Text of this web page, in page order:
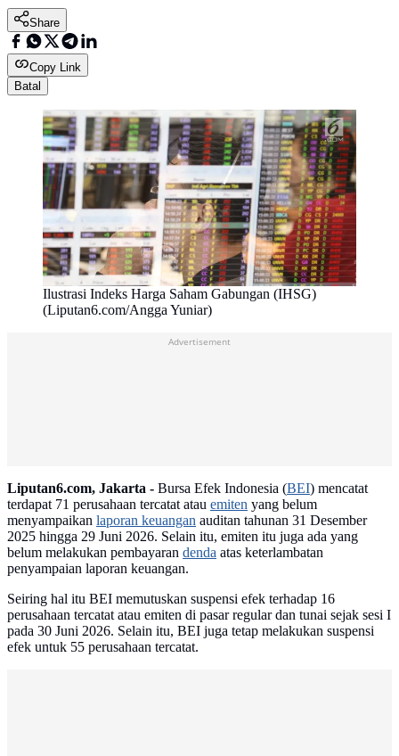
Share
Copy Link
Batal
Ilustrasi Indeks Harga Saham Gabungan (IHSG)
(Liputan6.com/Angga Yuniar)
Liputan6.com, Jakarta - Bursa Efek Indonesia (BEI) mencatat
terdapat 71 perusahaan tercatat atau emiten yang belum
menyampaikan laporan keuangan auditan tahunan 31 Desember
2025 hingga 29 Juni 2026. Selain itu, emiten itu juga ada yang
belum melakukan pembayaran denda atas keterlambatan
penyampaian laporan keuangan.
Seiring hal itu BEI memutuskan suspensi efek terhadap 16
perusahaan tercatat atau emiten di pasar regular dan tunai sejak sesi I
pada 30 Juni 2026. Selain itu, BEI juga tetap melakukan suspensi
efek untuk 55 perusahaan tercatat.